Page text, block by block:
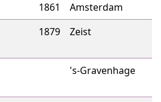
1861
Amsterdam
1879 Zeist
's-Gravenhage